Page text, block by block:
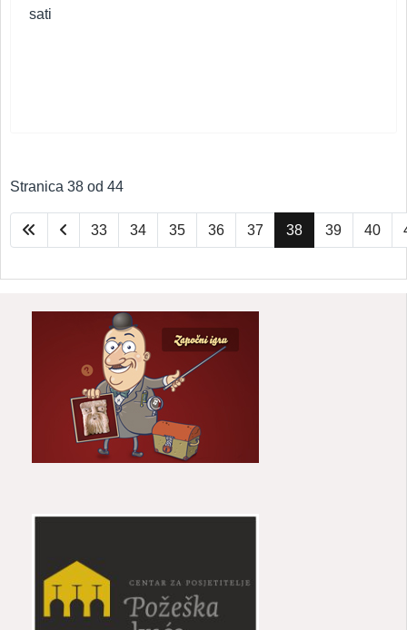
sati
Stranica 38 od 44
33 34 35 36 37 38 39 40